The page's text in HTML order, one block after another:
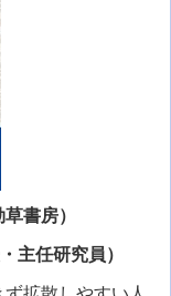
書房）
主任研究員）